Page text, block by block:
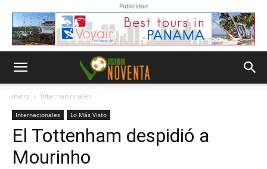
Publicidad
Inicio Internacionales
Internacionales Lo Más Visto
El Tottenham despidió a
Mourinho